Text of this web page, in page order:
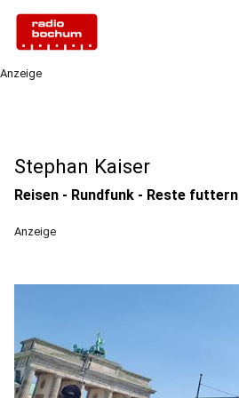
Anzeige
Stephan Kaiser
Reisen - Rundfunk - Reste futtern
Anzeige